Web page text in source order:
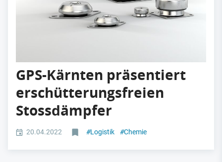
GPS-Kärnten präsentiert
erschütterungsfreien
Stossdämpfer
20.04.2022 #Logistik #Chemie